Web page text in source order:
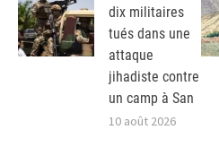
dix militaires
tués dans une
attaque
jihadiste contre
un camp à San
10 août 2026